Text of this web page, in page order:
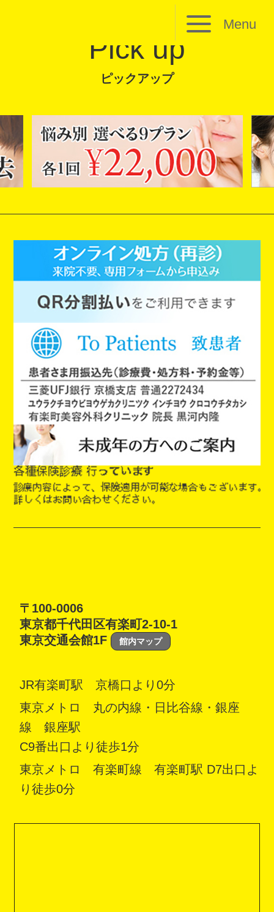
Menu
Pick up
ピックアップ
〒100-0006
東京都千代田区有楽町2-10-1
東京交通会館1F
館内マップ
JR有楽町駅 京橋口より0分
東京メトロ 丸の内線・日比谷線・銀座
線 銀座駅
C9番出口より徒歩1分
東京メトロ 有楽町線 有楽町駅 D7出口よ
り徒歩0分